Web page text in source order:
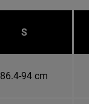
S
86.4-94 cm